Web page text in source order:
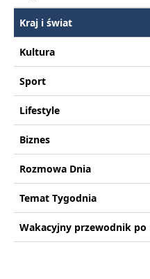
Kraj i świat
Kultura
Sport
Lifestyle
Biznes
Rozmowa Dnia
Temat Tygodnia
Wakacyjny przewodnik po